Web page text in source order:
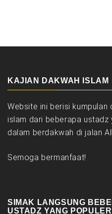
KAJIAN DAKWAH ISLAM
Website ini berisi
islam dari beberapa ustadz
dalam berdakwah di jalan
Semoga bermanfaat!
SIMAK LANGSUNG
USTADZ YANG POPULER